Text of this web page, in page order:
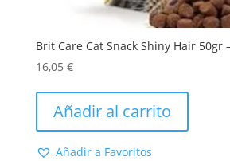
Brit Care Cat Snack Shiny Hair 50gr
16,05 €
Añadir al carrito
Añadir a Favoritos